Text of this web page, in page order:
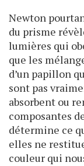
Newton
du prisme
lumières qui
que les
d’un papillon
sont pas
absorbent ou
composantes
détermine ce
elles ne
couleur qui